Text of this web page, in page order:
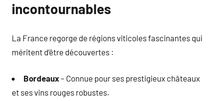
incontournables
La France regorge de régions viticoles fascinantes qui
méritent d’être découvertes :
Bordeaux– Connue pour ses prestigieux châteaux
et ses vins rouges robustes.